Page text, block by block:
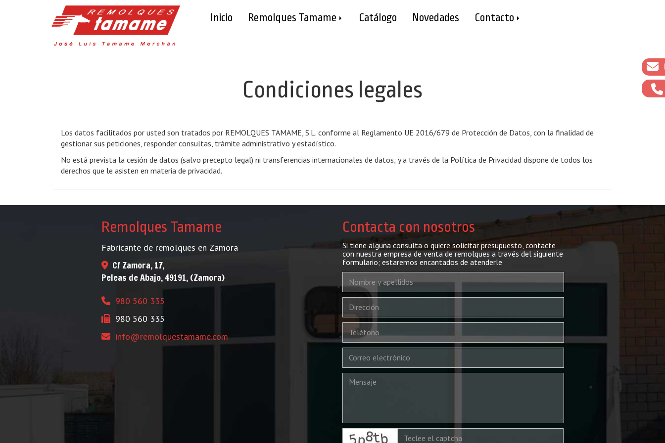
Inicio Remolques Tamame Catálogo Novedades Contacto
Condiciones legales
Los datos facilitados por usted son tratados por REMOLQUES TAMAME, S.L. conforme al Reglamento UE 2016/679 de Protección de Datos, con la finalidad de
gestionar sus peticiones, responder consultas, trámite administrativo y estadístico.
No está prevista la cesión de datos (salvo precepto legal) ni transferencias internacionales de datos; y a través de la Política de Privacidad dispone de todos los
derechos que le asisten en materia de privacidad.
Remolques Tamame
Fabricante de remolques en Zamora
C/ Zamora, 17,
Peleas de Abajo,49191,(Zamora)
980 560 335
980 560 335
info
remolquestamame.com
Contacta con nosotros
Si tiene alguna consulta o quiere solicitar presupuesto, contacte
con nuestra empresa de venta de remolques a través del siguiente
formulario; estaremos encantados de atenderle